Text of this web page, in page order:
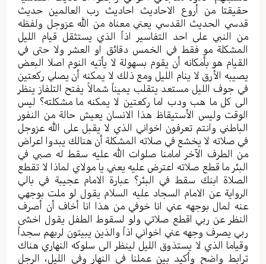
حقيقتا من أروع الاحاديث احاديث رب العالمين حديث
قدسي الحديث القدسي يعني معناه من الله عزوجل ولفظه
من النبي على احد التفاسير اذاً الذي يستثقل قيام الليل
المشكلة مو فقط في الخمس دقائق او العشر ولا حتى في
القيام هو بأمكانه أن يقوم بسهولة لا يأتيه النوم اصلا البعض
يصيبه الأرق لا ينام الليل ومع ذلك لا يمكنه أن يصلي ركعتين
في جوف الليل مستعد يتقلب يميناً شمالاً يفتح التلفاز ينظر
الى كل ما هب ودب اما ركعتين لا يمكنه ما مشكلته؟ ليس
الوقت وليس الأستيقاظ هذا الانسان يعيش حالة من النفور
الباطني وانتم تعرفون اخواني الذي لا يقبل على الله عزوجل
في صلاته لا يخشع في صلاته المشكلة أن هنالك يبدوا اعراض
من الطرف الآخر امامنا صلوات الله عليه سقط له صبي في
البئر ما قطع صلاته اعترض عليه يعني يا مولاي لماذا لا تقطع
الصلاة ابنك سقط في البئر؟ عبارة الامام عجيبة في بالي
الرواية عن الامام السجاد عليه السلام يقول لو ملت بوجهي
عنه لمال بوجهه عني انا خوفي من هذا انا أخاف أن أصرف
النظر عن ربي اقطع صلاتي ولو لسقوط الطفل يقول اخشى
ربي يصرف وجهه عني اخواني اذاً والذين يبيتون لربهم سجداً
وقياما الذي لا يستذوق الليل لينظر الى سلوكه النهاري هناك
ترابط واضح وأكيد بين عملنا في النهار وفي الليل، الرجل